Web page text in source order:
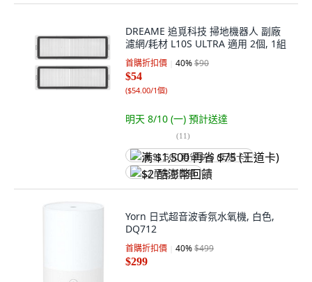
DREAME 追覓科技 掃地機器人 副廠
濾網/耗材 L10S ULTRA 適用 2個, 1組
首購折扣價 40%$90
$54
($54.00/1個)
明天 8/10 (一) 預計送達
(11)
满 $1,500 再省 $75 (王道卡)
$2 酷澎幣回饋
Yorn 日式超音波香氛水氧機, 白色,
DQ712
首購折扣價 40%$499
$299